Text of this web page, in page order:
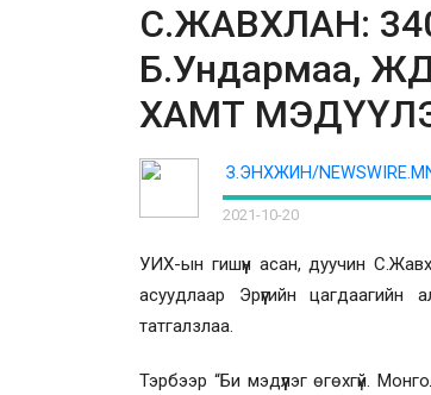
С.ЖАВХЛАН: 340
Б.Ундармаа,
ХАМТ
З.ЭНХЖИН/
2021-10-20
УИХ-ын гишүүн асан, дуучин
асуудлаар Эрүүгийн
татгалзлаа.
Тэрбээр “Би мэдүүлэг өгөхгүй.